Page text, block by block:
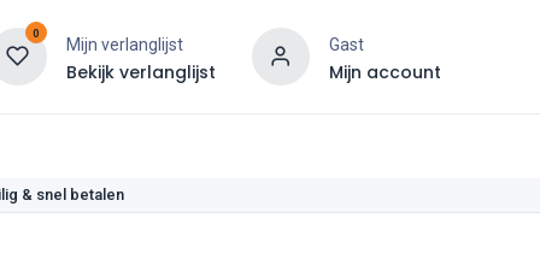
0
Mijn verlanglijst
Bekijk verlanglijst
Gast
Mijn account
& snel betalen